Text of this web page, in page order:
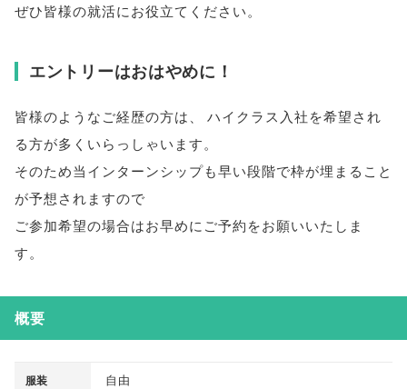
ぜひ皆様の就活にお役立てください。
エントリーはおはやめに！
皆様のようなご経歴の方は、
ハイクラス入社を希望され
る方が多くいらっしゃいます。
そのため当インターンシップも早い段階で枠が埋まること
が予想されますので
ご参加希望の場合はお早めにご予約をお願いいたしま
す。
概要
服装 自由